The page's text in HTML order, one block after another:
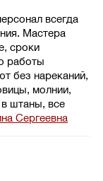
всегда
Мастера
сроки
работы
без нареканий,
молнии,
штаны, все
Сергеевна